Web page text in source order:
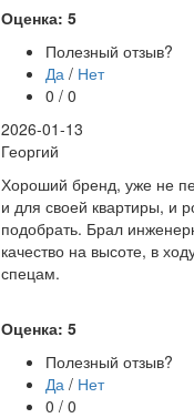
Оценка: 5
Полезный отзыв?
Да / Нет
0 / 0
2026-01-13
Георгий
Хороший бренд, уже не
и для своей квартиры, и
подобрать. Брал
качество на высоте, в
спецам.
Оценка: 5
Полезный отзыв?
Да / Нет
0 / 0